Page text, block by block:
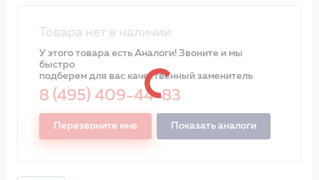
Товара нет в наличии
У этого товара есть Аналоги! Звоните и мы
быстро
подберем для вас качественный заменитель
8 (495) 409-44-83
Перезвоните мне Показать аналоги